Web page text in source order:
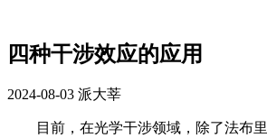
四种干涉效应的应用
2024-08-03 派大莘
目前，在光学干涉领域，除了法布里